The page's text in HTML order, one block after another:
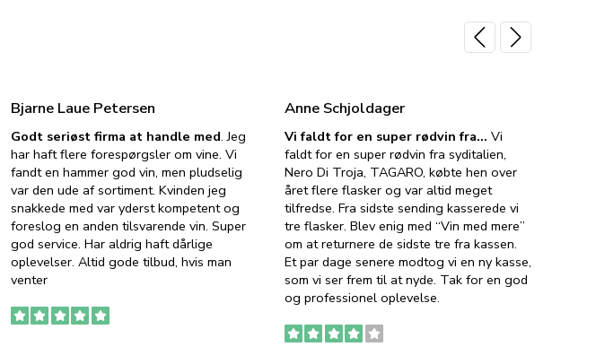
Bjarne Laue Petersen
Godt seriøst firma at handle med. Jeg
har haft flere forespørgsler om vine. Vi
fandt en hammer god vin, men pludselig
var den ude af sortiment. Kvinden jeg
snakkede med var yderst kompetent og
foreslog en anden tilsvarende vin. Super
god service. Har aldrig haft dårlige
oplevelser. Altid gode tilbud, hvis man
venter
Anne Schjoldager
Vi faldt for en super rødvin fra… Vi
faldt for en super rødvin fra syditalien,
Nero Di Troja, TAGARO, købte hen over
året flere flasker og var altid meget
tilfredse. Fra sidste sending kasserede vi
tre flasker. Blev enig med “Vin med mere”
om at returnere de sidste tre fra kassen.
Et par dage senere modtog vi en ny kasse,
som vi ser frem til at nyde. Tak for en god
og professionel oplevelse.